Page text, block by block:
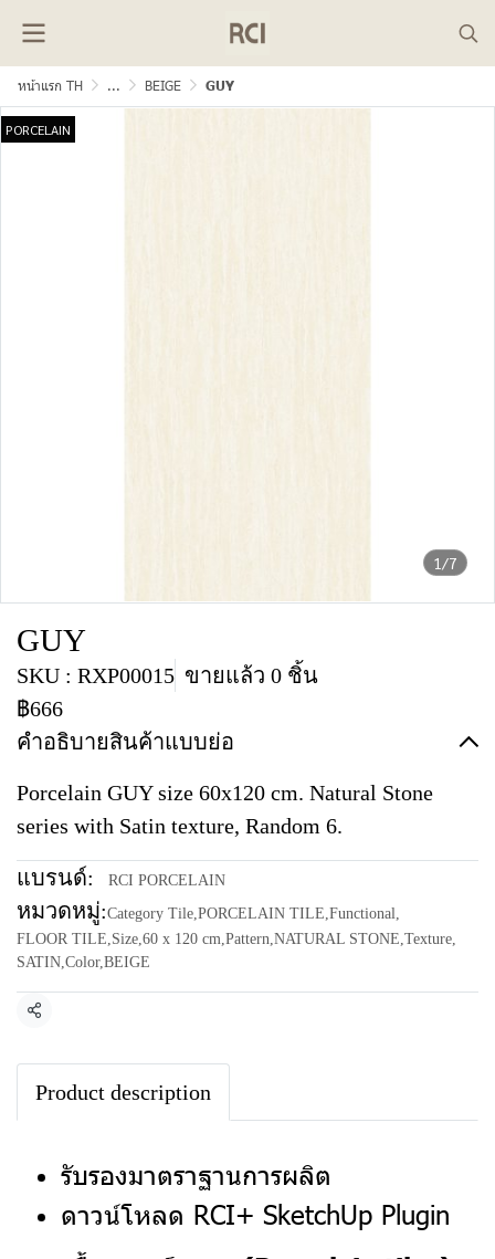
หน้าแรก TH ... BEIGE GUY
1/7
PORCELAIN
GUY
SKU : RXP00015 ขายแล้ว 0 ชิ้น
฿666
คำอธิบายสินค้าแบบย่อ
Porcelain GUY size 60x120 cm. Natural Stone
series with Satin texture, Random 6.
แบรนด์: RCI PORCELAIN
หมวดหมู่:Category Tile,PORCELAIN TILE,Functional,
FLOOR TILE,Size,60 x 120 cm,Pattern,NATURAL STONE,Texture,
SATIN,Color,BEIGE
แชร์
Product description
รับรองมาตราฐานการผลิต
ดาวน์โหลด RCI+ SketchUp Plugin